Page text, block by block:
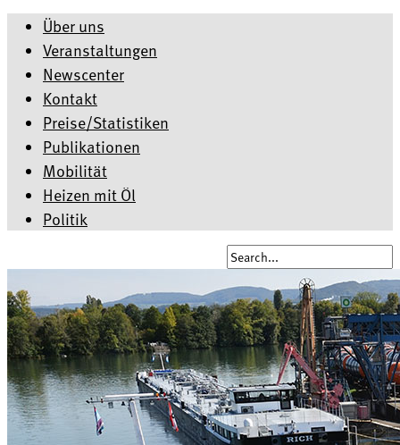
Über uns
Veranstaltungen
Newscenter
Kontakt
Preise/Statistiken
Publikationen
Mobilität
Heizen mit Öl
Politik